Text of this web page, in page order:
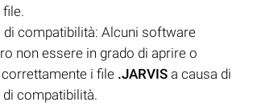
di compatibilità: Alcuni software
non essere in grado di aprire o
i file .JARVIS a causa di
compatibilità.